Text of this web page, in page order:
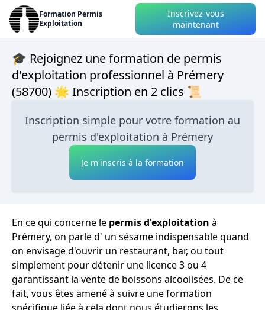
Formation Permis
Exploitation
Inscrivez-vous
maintenant
🎓 Rejoignez une formation de permis
d'exploitation professionnel à Prémery
(58700) 🌟 Inscription en 2 clics 📜
Inscription simple pour votre formation au
permis d'exploitation à Prémery
Je m'inscris à la formation
En ce qui concerne le permis d'exploitation à
Prémery, on parle d' un sésame indispensable quand
on envisage d'ouvrir un restaurant, bar, ou tout
simplement pour détenir une licence 3 ou 4
garantissant la vente de boissons alcoolisées. De ce
fait, vous êtes amené à suivre une formation